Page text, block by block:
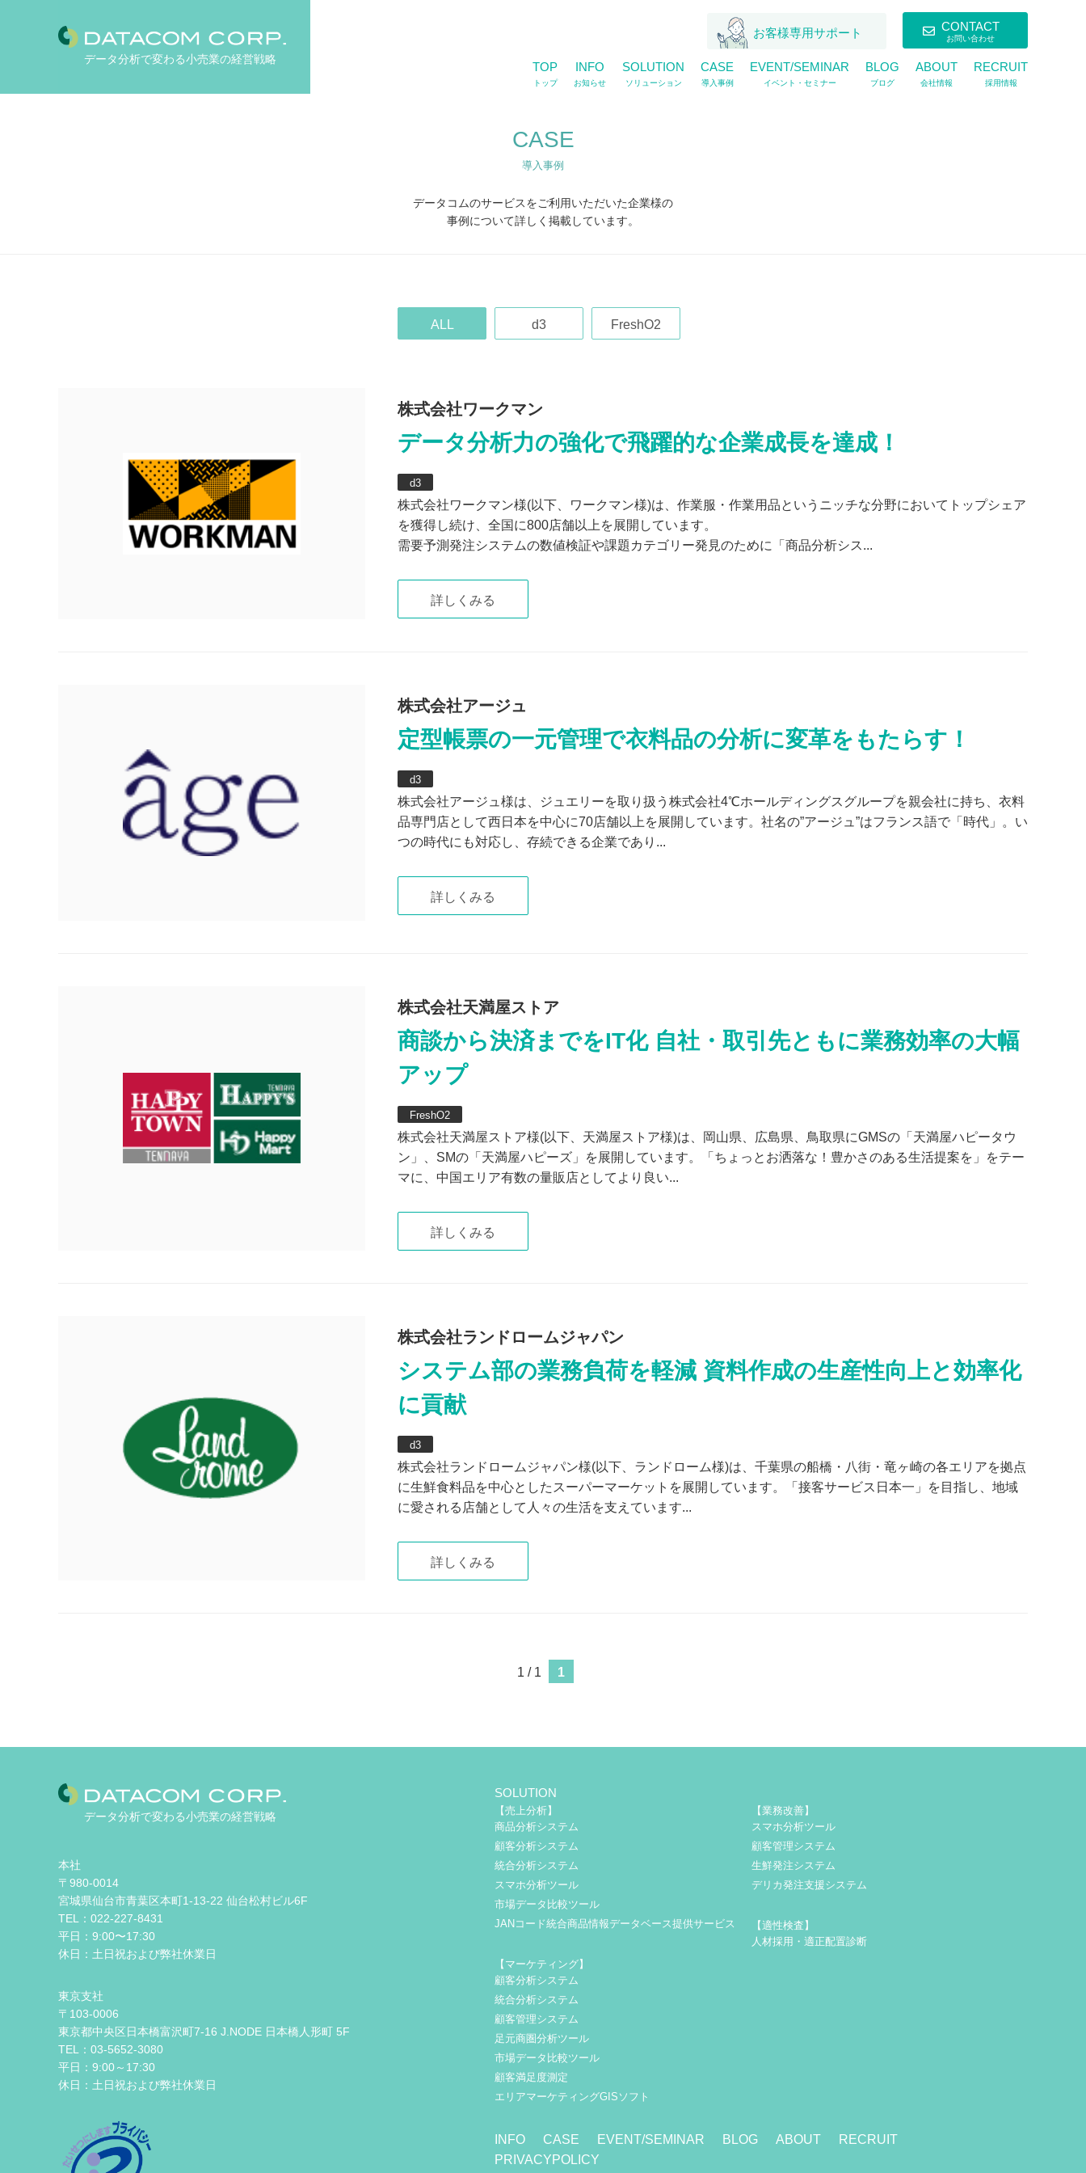
データ分析で変わる小売業の経営戦略
お客様専用サポート CONTACT
お問い合わせ
TOP
トップ
INFO
お知らせ
SOLUTION
ソリューション
CASE
導入事例
EVENT/SEMINAR
イベント・セミナー
BLOG
ブログ
ABOUT
会社情報
RECRUIT
採用情報
CASE
導入事例
データコムのサービスをご利用いただいた企業様の
事例について詳しく掲載しています。
ALL d3 FreshO2
株式会社ワークマン
データ分析力の強化で飛躍的な企業成長を達成！
d3
株式会社ワークマン様(以下、ワークマン様)は、作業服・作業用品というニッチな分野においてトップシェア
を獲得し続け、全国に800店舗以上を展開しています。
需要予測発注システムの数値検証や課題カテゴリー発見のために「商品分析シス...
詳しくみる
株式会社アージュ
定型帳票の一元管理で衣料品の分析に変革をもたらす！
d3
株式会社アージュ様は、ジュエリーを取り扱う株式会社4℃ホールディングスグループを親会社に持ち、衣料
品専門店として西日本を中心に70店舗以上を展開しています。社名の”アージュ”はフランス語で「時代」。い
つの時代にも対応し、存続できる企業であり...
詳しくみる
株式会社天満屋ストア
商談から決済までをIT化 自社・取引先ともに業務効率の大幅
アップ
FreshO2
株式会社天満屋ストア様(以下、天満屋ストア様)は、岡山県、広島県、鳥取県にGMSの「天満屋ハピータウ
ン」、SMの「天満屋ハピーズ」を展開しています。「ちょっとお洒落な！豊かさのある生活提案を」をテー
マに、中国エリア有数の量販店としてより良い...
詳しくみる
株式会社ランドロームジャパン
システム部の業務負荷を軽減 資料作成の生産性向上と効率化
に貢献
d3
株式会社ランドロームジャパン様(以下、ランドローム様)は、千葉県の船橋・八街・竜ヶ崎の各エリアを拠点
に生鮮食料品を中心としたスーパーマーケットを展開しています。「接客サービス日本一」を目指し、地域
に愛される店舗として人々の生活を支えています...
詳しくみる
1 / 1 1
データ分析で変わる小売業の経営戦略
本社
〒980-0014
宮城県仙台市青葉区本町1-13-22 仙台松村ビル6F
TEL：022-227-8431
平日：9:00〜17:30
休日：土日祝および弊社休業日
東京支社
〒103-0006
東京都中央区日本橋富沢町7-16 J.NODE 日本橋人形町 5F
TEL：03-5652-3080
平日：9:00～17:30
休日：土日祝および弊社休業日
SOLUTION
【売上分析】
商品分析システム
顧客分析システム
統合分析システム
スマホ分析ツール
市場データ比較ツール
JANコード統合商品情報データベース提供サービス
【マーケティング】
顧客分析システム
統合分析システム
顧客管理システム
足元商圏分析ツール
市場データ比較ツール
顧客満足度測定
エリアマーケティングGISソフト
【業務改善】
スマホ分析ツール
顧客管理システム
生鮮発注システム
デリカ発注支援システム
【適性検査】
人材採用・適正配置診断
INFO CASE EVENT/SEMINAR BLOG ABOUT
RECRUIT
PRIVACYPOLICY